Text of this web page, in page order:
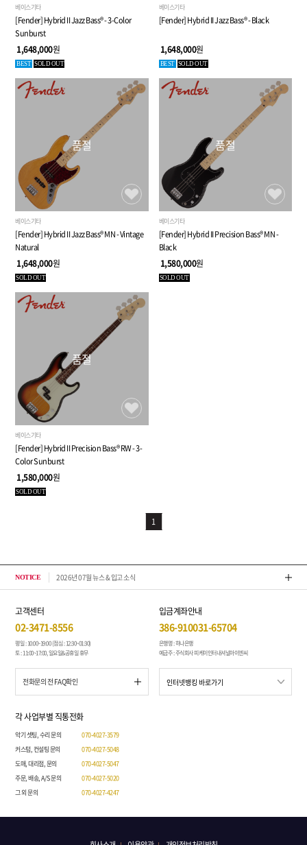
베이스기타
[Fender] Hybrid II Jazz Bass® - 3-Color
Sunburst
1,648,000원
BEST SOLD OUT
베이스기타
[Fender] Hybrid II Jazz Bass® - Black
1,648,000원
BEST SOLD OUT
품절
베이스기타
[Fender] Hybrid II Jazz Bass® MN - Vintage
Natural
1,648,000원
SOLD OUT
품절
베이스기타
[Fender] Hybrid II Precision Bass® MN -
Black
1,580,000원
SOLD OUT
품절
베이스기타
[Fender] Hybrid II Precision Bass® RW - 3-
Color Sunburst
1,580,000원
SOLD OUT
1
NOTICE 2026년 07월 뉴스 & 입고 소식 톤퀘
고객센터
02-3471-8556
평일 : 10:00~19:00 (점심 : 12:30~01:30)
토 : 11:00~17:00, 일요일&공휴일 휴무
전화문의 전 FAQ확인
입금계좌안내
386-910031-65704
은행명 : 하나은행
예금주 : 주식회사 피케이인터내셔널아이엔씨
각 사업부별 직통전화
악기 셋팅, 수리 문의
070-4027-3579
커스텀, 컨설팅 문의
070-4027-5048
도매, 대리점, 문의
070-4027-5047
주문, 배송, A/S 문의
070-4027-5020
그 외 문의
070-4027-4247